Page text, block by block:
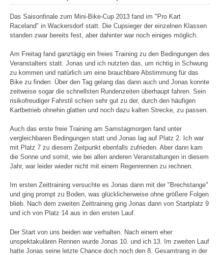
Das Saisonfinale zum Mini-Bike-Cup 2013 fand im "Pro Kart
Raceland" in Wackersdorf statt. Die Cupsieger der einzelnen Klassen
standen zwar bereits fest, aber dahinter war noch einiges möglich.
Am Freitag fand ganztägig ein freies Training zu den Bedingungen des
Veranstalters statt. Jonas und ich nutzten das, um richtig in Schwung
zu kommen und natürlich um eine brauchbare Abstimmung für das
Bike zu finden. Über den Tag gelang das dann auch und Jonas konnte
zeitweise sogar die schnellsten Rundenzeiten überhaupt fahren. Sein
risikofreudiger Fahrstil schien sehr gut zu der, durch den häufigen
Kartbetrieb ohnehin glatten und noch dazu kalten Strecke, zu passen.
Auch das erste freie Training am Samstagmorgen fand unter
vergleichbaren Bedingungen statt und Jonas lag auf Platz 2. Ich war
mit Platz 7 zu diesem Zeitpunkt ebenfalls zufrieden. Aber dann kam
die Sonne und somit, wie bei allen anderen Veranstaltungen in diesem
Jahr, war leider wieder nicht mit einem Regenrennen zu rechnen.
Im ersten Zeittraining versuchte es Jonas dann mit der "Brechstange"
und ging prompt zu Boden, was glücklicherweise ohne größere Folgen
blieb. Nach dem zweiten Zeittraining ging Jonas dann von Startplatz 9
und ich von Platz 14 aus in den ersten Lauf.
Der Start von uns beiden war verhalten. Nach einem eher
unspektakulären Rennen wurde Jonas 10. und ich 13. Im zweiten Lauf
hatte Jonas seine letzte Chance doch noch den 8. Gesamtrang in der